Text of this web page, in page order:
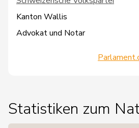
Kanton Wallis
Advokat und Notar
Statistiken zum